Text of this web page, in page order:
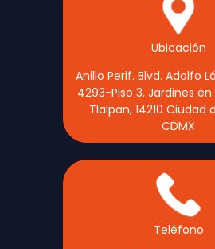
Ubicación
Anillo Perif. Blvd. Adolfo
4293-Piso 3, Jardines
Tlalpan, 14210 Ciudad
CDMX
Teléfono